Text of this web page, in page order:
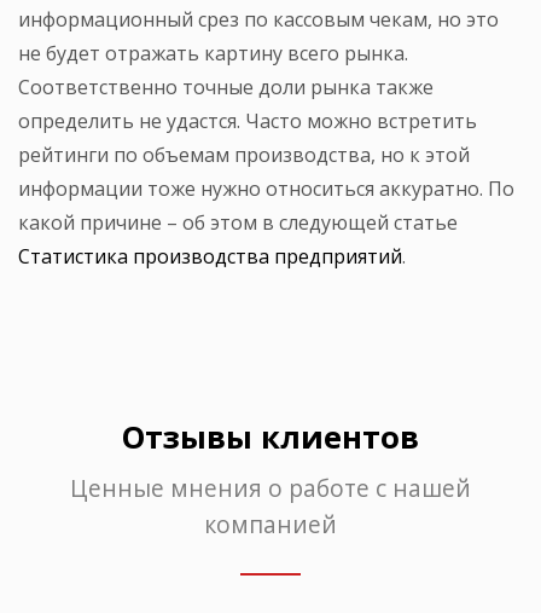
информационный срез по кассовым чекам, но это
не будет отражать картину всего рынка.
Соответственно точные доли рынка также
определить не удастся. Часто можно встретить
рейтинги по объемам производства, но к этой
информации тоже нужно относиться аккуратно. По
какой причине – об этом в следующей статье
Статистика производства предприятий.
Отзывы клиентов
Ценные мнения о работе с нашей
компанией